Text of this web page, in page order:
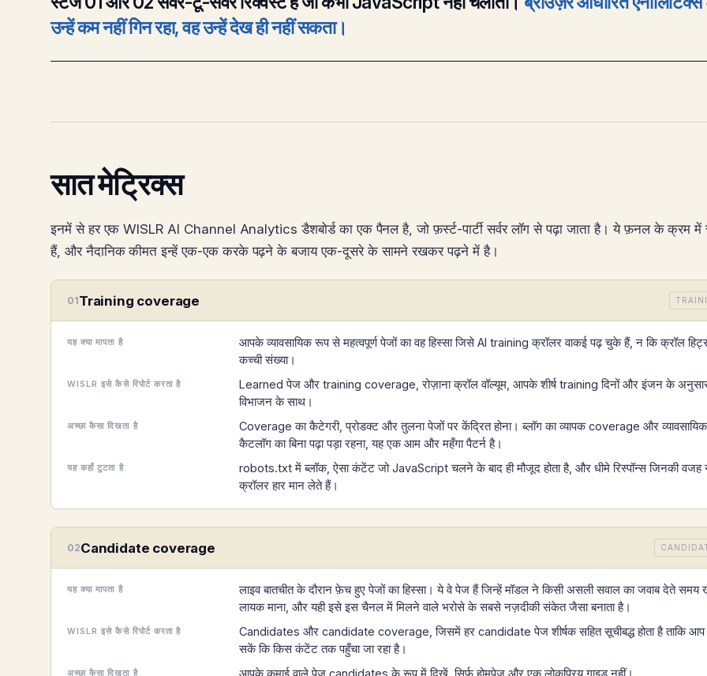
उन्हें कम नहीं गिन रहा, वह उन्हें देख ही नहीं सकता।
सात मेट्रिक्स
इनमें से हर एक WISLR AI Channel Analytics डैशबोर्ड का एक पैनल है, जो फ़र्स्ट-पार्टी सर्वर लॉग से पढ़ा जाता है। ये फ़नल के क्रम में
हैं, और नैदानिक कीमत इन्हें एक-एक करके पढ़ने के बजाय एक-दूसरे के सामने रखकर पढ़ने में है।
01Training coverage
यह क्या मापता है
आपके व्यावसायिक रूप से महत्वपूर्ण पेजों का वह हिस्सा जिसे AI training क्रॉलर वाकई पढ़ चुके हैं, न कि क्रॉल
कच्ची संख्या।
WISLR इसे कैसे रिपोर्ट करता है
Learned पेज और training coverage, रोज़ाना क्रॉल वॉल्यूम, आपके शीर्ष training दिनों और इंजन के
विभाजन के साथ।
अच्छा कैसा दिखता है
Coverage का कैटेगरी, प्रोडक्ट और तुलना पेजों पर केंद्रित होना। ब्लॉग का व्यापक coverage और व्यावसायिक
कैटलॉग का बिना पढ़ा पड़ा रहना, यह एक आम और महँगा पैटर्न है।
यह कहाँ टूटता है
robots.txt में ब्लॉक, ऐसा कंटेंट जो JavaScript चलने के बाद ही मौजूद होता है, और धीमे रिस्पॉन्स जिनकी वजह
क्रॉलर हार मान लेते हैं।
02Candidate coverage
यह क्या मापता है
लाइव बातचीत के दौरान फ़ेच हुए पेजों का हिस्सा। ये वे पेज हैं जिन्हें मॉडल ने किसी असली सवाल का जवाब देते समय
लायक माना, और यही इसे इस चैनल में मिलने वाले भरोसे के सबसे नज़दीकी संकेत जैसा बनाता है।
WISLR इसे कैसे रिपोर्ट करता है
Candidates और candidate coverage, जिसमें हर candidate पेज शीर्षक सहित सूचीबद्ध होता है ताकि
सकें कि किस कंटेंट तक पहुँचा जा रहा है।
अच्छा कैसा दिखता है